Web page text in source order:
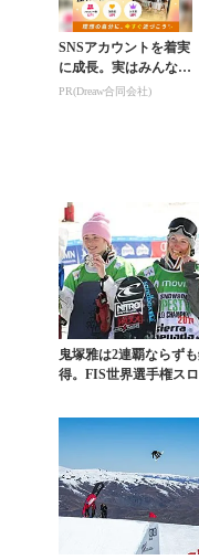
SNSアカウントを着実
に成長。実はみんなコ
コ使ってます。
PR(Dreaw合同会社)
鬼塚雅は2連覇ならず
得。FIS世界選手権ス